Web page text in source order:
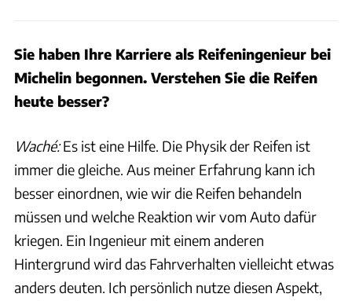
Sie haben Ihre Karriere als Reifeningenieur bei
Michelin begonnen. Verstehen Sie die Reifen
heute besser?
Waché:Es ist eine Hilfe. Die Physik der Reifen ist
immer die gleiche. Aus meiner Erfahrung kann ich
besser einordnen, wie wir die Reifen behandeln
müssen und welche Reaktion wir vom Auto dafür
kriegen. Ein Ingenieur mit einem anderen
Hintergrund wird das Fahrverhalten vielleicht etwas
anders deuten. Ich persönlich nutze diesen Aspekt,